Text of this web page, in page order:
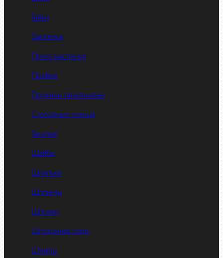
Гайки
Заклепки
Пресс-масленки
Пробки
Пружины тарельчатые
Стопорные кольца
Такелаж
Шайбы
Шпильки
Шплинты
Шпонки
Шпоночная сталь
Штифты